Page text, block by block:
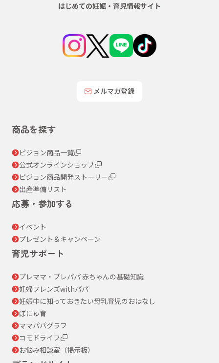
はじめての妊娠・育児情報サイト
メルマガ登録
商品を探す
ピジョン商品一覧
公式オンラインショップ
ピジョン商品開発ストーリー
出産準備リスト
応募・参加する
イベント
プレゼント＆キャンペーン
育児サポート
プレママ・プレパパ 赤ちゃんの基礎知識
妊婦フレンズwithパパ
妊娠中に知っておきたい母乳育児のおはなし
ぼにゅ育
ママパパグラフ
コモドライフ
お悩み相談室（掲示板）